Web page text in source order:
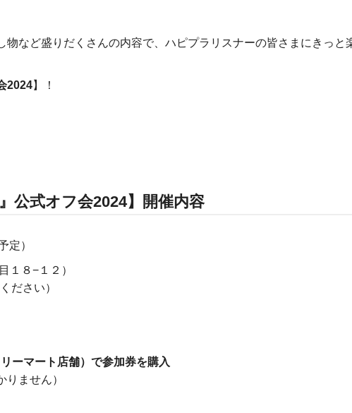
など盛りだくさんの内容で、ハピプラリスナーの皆さまにきっと
2024】！
公式オフ会2024】開催内容
定）
１８−１２）
ださい）
ーマート店舗）で参加券を購入
ません）